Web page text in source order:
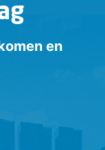
en